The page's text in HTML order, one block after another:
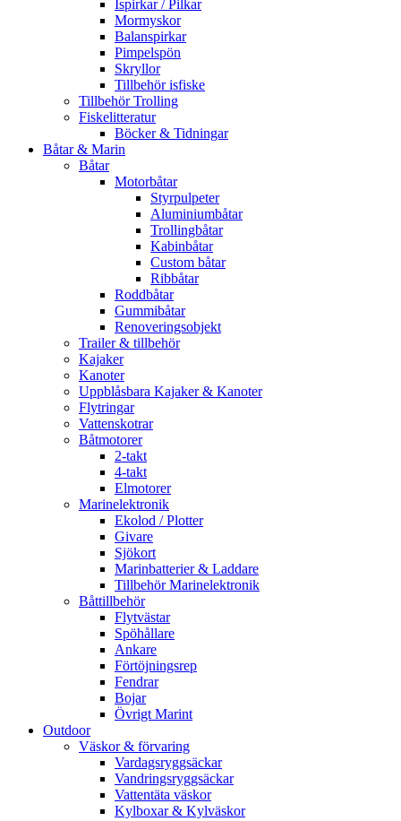
Ispirkar / Pilkar
Mormyskor
Balanspirkar
Pimpelspön
Skryllor
Tillbehör isfiske
Tillbehör Trolling
Fiskelitteratur
Böcker & Tidningar
Båtar & Marin
Båtar
Motorbåtar
Styrpulpeter
Aluminiumbåtar
Trollingbåtar
Kabinbåtar
Custom båtar
Ribbåtar
Roddbåtar
Gummibåtar
Renoveringsobjekt
Trailer & tillbehör
Kajaker
Kanoter
Uppblåsbara Kajaker & Kanoter
Flytringar
Vattenskotrar
Båtmotorer
2-takt
4-takt
Elmotorer
Marinelektronik
Ekolod / Plotter
Givare
Sjökort
Marinbatterier & Laddare
Tillbehör Marinelektronik
Båttillbehör
Flytvästar
Spöhållare
Ankare
Förtöjningsrep
Fendrar
Bojar
Övrigt Marint
Outdoor
Väskor & förvaring
Vardagsryggsäckar
Vandringsryggsäckar
Vattentäta väskor
Kylboxar & Kylväskor